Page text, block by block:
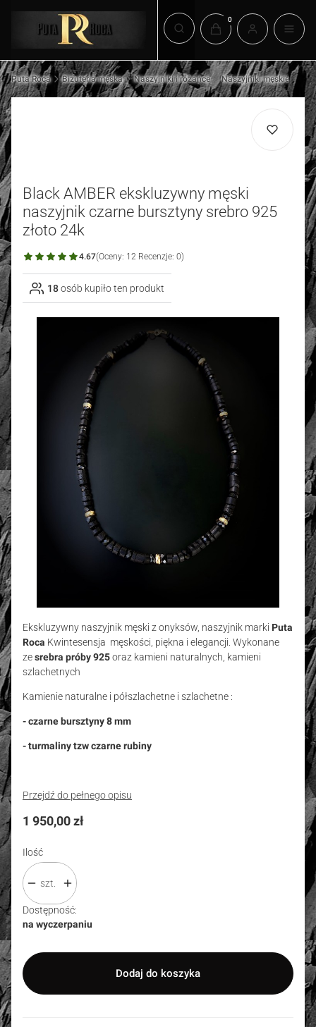
Otwórz wyszukiwarkę
Produkty w koszyku:
Puta Roca Biżuteria męska Naszyjniki i różańce Naszyjniki męskie
Black AMBER ekskluzywny męski
naszyjnik czarne bursztyny srebro 925
złoto 24k
4.67(Oceny: 12 Recenzje: 0)
18osób kupiło ten produkt
Ekskluzywny naszyjnik męski z onyksów, naszyjnik marki Puta
Roca Kwintesensja męskości, piękna i elegancji. Wykonane
zesrebra próby 925oraz kamieni naturalnych, kamieni
szlachetnych
Kamienie naturalne i półszlachetne i szlachetne :
- czarne bursztyny 8 mm
- turmaliny tzw czarne rubiny
Przejdź do pełnego opisu
Cena
1 950,00 zł
Ilość
szt.
Dostępność:
na wyczerpaniu
Dodaj do koszyka